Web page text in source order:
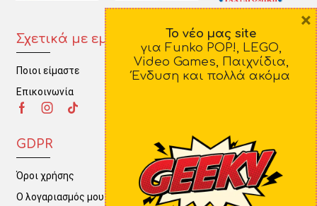
Σχετικά με εμάς
Ποιοι είμαστε
Επικοινωνία
Πληροφορίες
Τρόποι Πληρωμής
GDPR
Όροι χρήσης
Ο λογαριασμός μου
Το νέο μας site
για Funko POP!, LEGO,
Video Games, Παιχνίδια,
Ένδυση και πολλά ακόμα
×